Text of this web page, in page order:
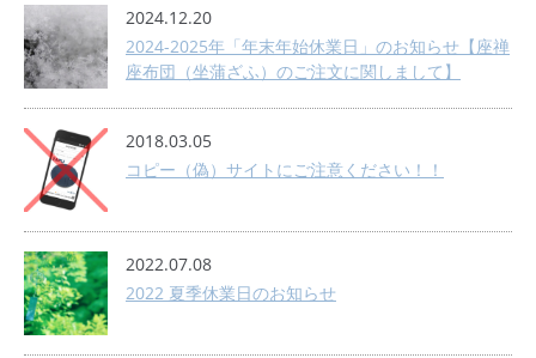
2024.12.20
2024-2025年「年末年始休業日」のお知らせ【座禅
座布団（坐蒲ざふ）のご注文に関しまして】
2018.03.05
コピー（偽）サイトにご注意ください！！
2022.07.08
2022 夏季休業日のお知らせ